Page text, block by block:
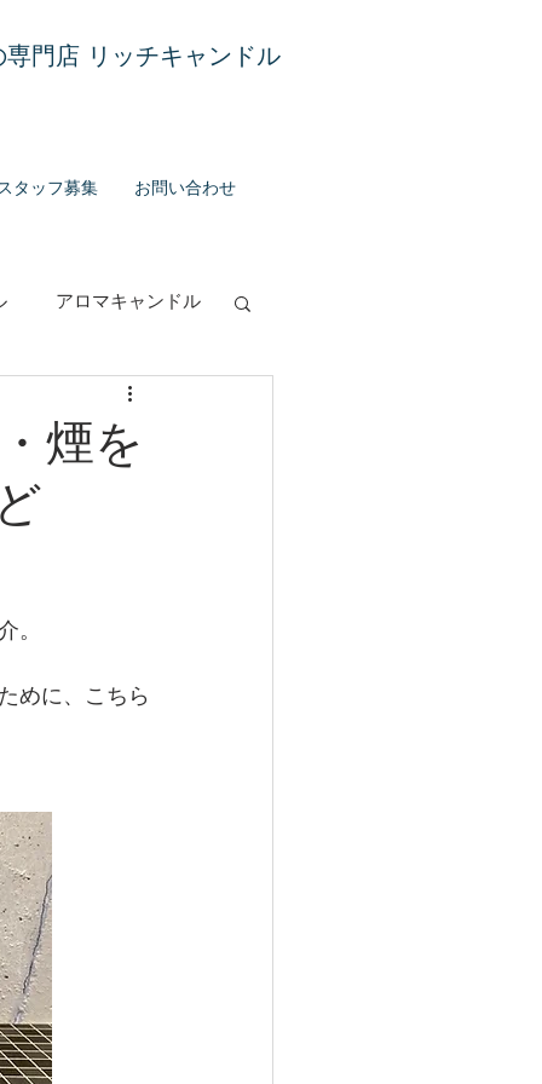
門店 リッチキャンドル
タッフ募集 お問い合わせ
アロマキャンドル
らせ
煙を
。
めに、こちら